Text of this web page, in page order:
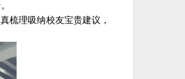
梳理吸纳校友宝贵建议，